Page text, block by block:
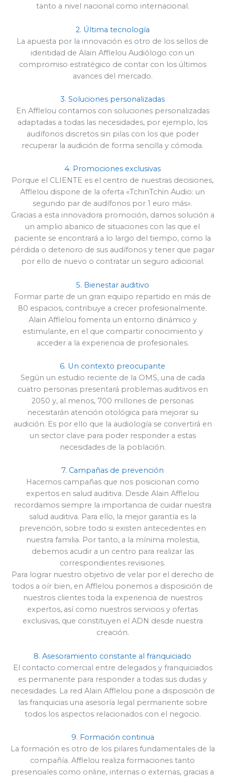
tanto a nivel nacional como internacional.
2. Última tecnología
La apuesta por la innovación es otro de los sellos de
identidad de Alain Afflelou Audiólogo con un
compromiso estratégico de contar con los últimos
avances del mercado.
3. Soluciones personalizadas
En Afflelou contamos con soluciones personalizadas
adaptadas a todas las necesidades, por ejemplo, los
audífonos discretos sin pilas con los que poder
recuperar la audición de forma sencilla y cómoda.
4. Promociones exclusivas
Porque el CLIENTE es el centro de nuestras decisiones,
Afflelou dispone de la oferta «TchinTchin Audio: un
segundo par de audífonos por 1 euro más».
Gracias a esta innovadora promoción, damos solución a
un amplio abanico de situaciones con las que el
paciente se encontrará a lo largo del tiempo, como la
pérdida o deterioro de sus audífonos y tener que pagar
por ello de nuevo o contratar un seguro adicional.
5. Bienestar auditivo
Formar parte de un gran equipo repartido en más de
80 espacios, contribuye a crecer profesionalmente.
Alain Afflelou fomenta un entorno dinámico y
estimulante, en el que compartir conocimiento y
acceder a la experiencia de profesionales.
6. Un contexto preocupante
Según un estudio reciente de la OMS, una de cada
cuatro personas presentará problemas auditivos en
2050 y, al menos, 700 millones de personas
necesitarán atención otológica para mejorar su
audición. Es por ello que la audiología se convertirá en
un sector clave para poder responder a estas
necesidades de la población.
7. Campañas de prevención
Hacemos campañas que nos posicionan como
expertos en salud auditiva. Desde Alain Afflelou
recordamos siempre la importancia de cuidar nuestra
salud auditiva. Para ello, la mejor garantía es la
prevención, sobre todo si existen antecedentes en
nuestra familia. Por tanto, a la mínima molestia,
debemos acudir a un centro para realizar las
correspondientes revisiones.
Para lograr nuestro objetivo de velar por el derecho de
todos a oír bien, en Afflelou ponemos a disposición de
nuestros clientes toda la experiencia de nuestros
expertos, así como nuestros servicios y ofertas
exclusivas, que constituyen el ADN desde nuestra
creación.
8. Asesoramiento constante al franquiciado
El contacto comercial entre delegados y franquiciados
es permanente para responder a todas sus dudas y
necesidades. La red Alain Afflelou pone a disposición de
las franquicias una asesoría legal permanente sobre
todos los aspectos relacionados con el negocio.
9. Formación continua
La formación es otro de los pilares fundamentales de la
compañía. Afflelou realiza formaciones tanto
presenciales como online, internas o externas, gracias a